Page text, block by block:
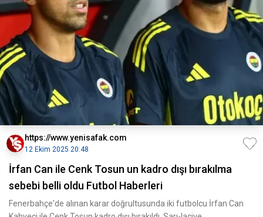
https://www.yenisafak.com
12 Ekim 2025 20:48
İrfan Can ile Cenk Tosun un kadro dışı bırakılma
sebebi belli oldu Futbol Haberleri
Fenerbahçe'de alınan karar doğrultusunda iki futbolcu İrfan Can